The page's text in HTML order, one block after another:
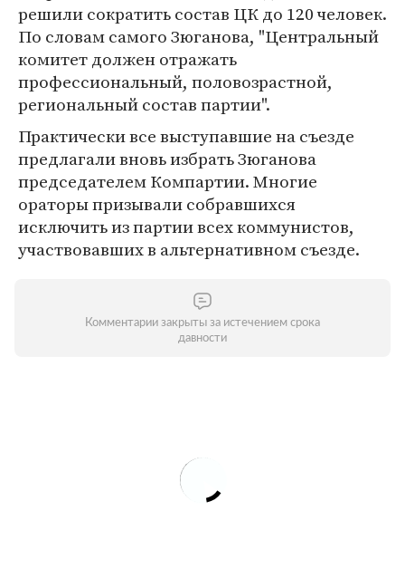
решили сократить состав ЦК до 120 человек.
По словам самого Зюганова, "Центральный
комитет должен отражать
профессиональный, половозрастной,
региональный состав партии".
Практически все выступавшие на съезде
предлагали вновь избрать Зюганова
председателем Компартии. Многие
ораторы призывали собравшихся
исключить из партии всех коммунистов,
участвовавших в альтернативном съезде.
Комментарии закрыты за истечением срока
давности